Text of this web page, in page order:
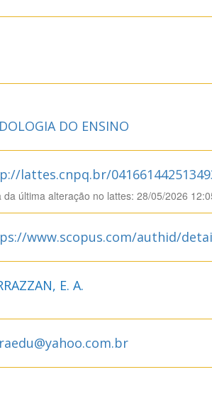
DO ENSINO
lattes.cnpq.br/
da última alteração no lattes: 28/05/2026
www.scopus.com/authid/
E. A.